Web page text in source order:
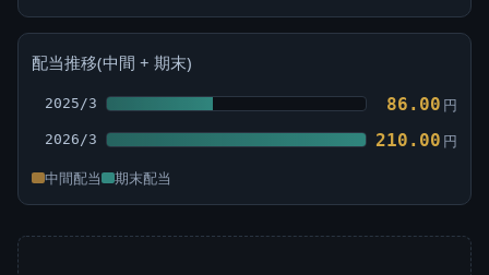
配当推移(中間 + 期末)
2025/3 86.00 円
2026/3 210.00 円
中間配当 期末配当